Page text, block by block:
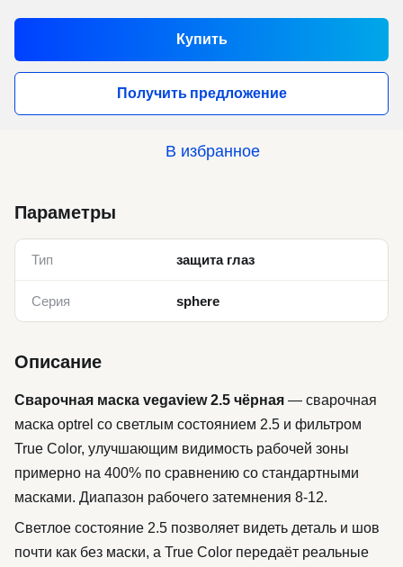
Купить
Получить предложение
В избранное
Параметры
Тип защита глаз
Серия sphere
Описание
Сварочная маска vegaview 2.5 чёрная — сварочная
маска optrel со светлым состоянием 2.5 и фильтром
True Color, улучшающим видимость рабочей зоны
примерно на 400% по сравнению со стандартными
масками. Диапазон рабочего затемнения 8-12.
Светлое состояние 2.5 позволяет видеть деталь и шов
почти как без маски, а True Color передаёт реальные